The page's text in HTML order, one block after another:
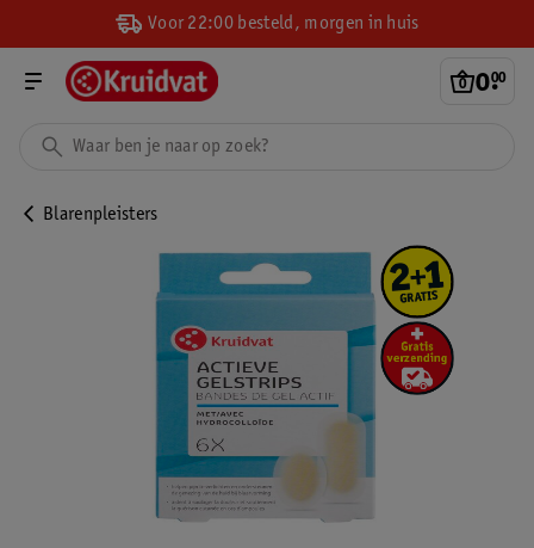
Voor 22:00 besteld, morgen in huis
0.
00
Blarenpleisters